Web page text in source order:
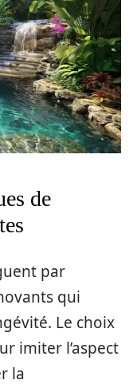
de
par
qui
Le choix
imiter l’aspect
la